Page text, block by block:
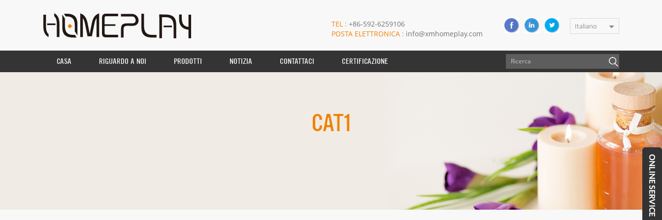
Italiano
TEL : +86-592-6259106
POSTA ELETTRONICA : info@xmhomeplay.com
CASA RIGUARDO A NOI PRODOTTI NOTIZIA CONTATTACI CERTIFICAZIONE
CAT1